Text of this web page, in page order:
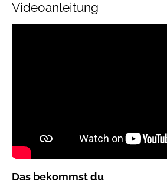
Videoanleitung
Das bekommst du